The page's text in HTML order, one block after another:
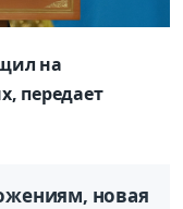
на
передает
новая